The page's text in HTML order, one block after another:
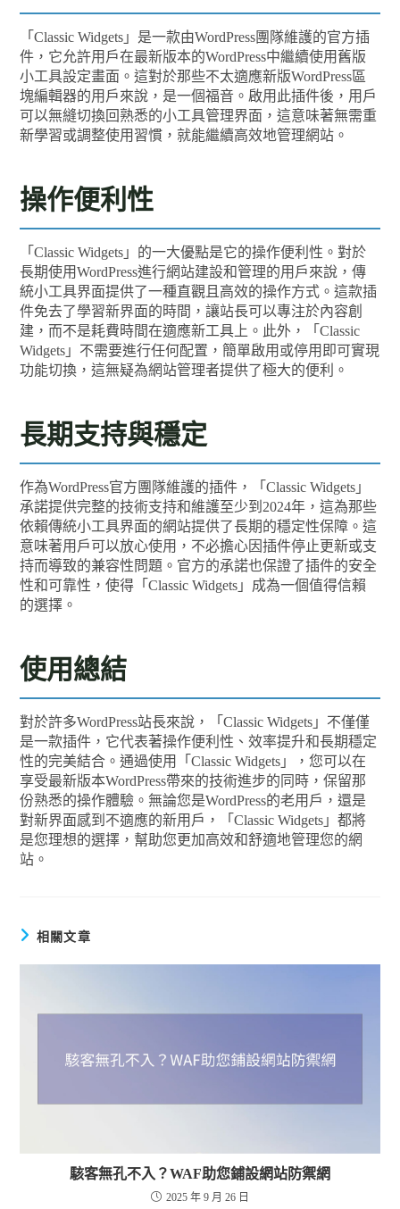
「Classic Widgets」是一款由WordPress團隊維護的官方插
件，它允許用戶在最新版本的WordPress中繼續使用舊版
小工具設定畫面。這對於那些不太適應新版WordPress區
塊編輯器的用戶來說，是一個福音。啟用此插件後，用戶
可以無縫切換回熟悉的小工具管理界面，這意味著無需重
新學習或調整使用習慣，就能繼續高效地管理網站。
操作便利性
「Classic Widgets」的一大優點是它的操作便利性。對於
長期使用WordPress進行網站建設和管理的用戶來說，傳
統小工具界面提供了一種直觀且高效的操作方式。這款插
件免去了學習新界面的時間，讓站長可以專注於內容創
建，而不是耗費時間在適應新工具上。此外，「Classic
Widgets」不需要進行任何配置，簡單啟用或停用即可實現
功能切換，這無疑為網站管理者提供了極大的便利。
長期支持與穩定
作為WordPress官方團隊維護的插件，「Classic Widgets」
承諾提供完整的技術支持和維護至少到2024年，這為那些
依賴傳統小工具界面的網站提供了長期的穩定性保障。這
意味著用戶可以放心使用，不必擔心因插件停止更新或支
持而導致的兼容性問題。官方的承諾也保證了插件的安全
性和可靠性，使得「Classic Widgets」成為一個值得信賴
的選擇。
使用總結
對於許多WordPress站長來說，「Classic Widgets」不僅僅
是一款插件，它代表著操作便利性、效率提升和長期穩定
性的完美結合。通過使用「Classic Widgets」，您可以在
享受最新版本WordPress帶來的技術進步的同時，保留那
份熟悉的操作體驗。無論您是WordPress的老用戶，還是
對新界面感到不適應的新用戶，「Classic Widgets」都將
是您理想的選擇，幫助您更加高效和舒適地管理您的網
站。
相關文章
駭客無孔不入？WAF助您鋪設網站防禦網
2025 年 9 月 26 日